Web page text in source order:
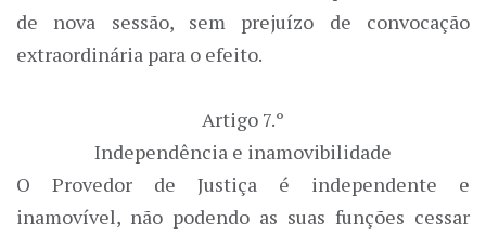
de nova sessão, sem prejuízo de convocação
extraordinária para o efeito.
Artigo 7.º
Independência e inamovibilidade
O Provedor de Justiça é independente e
inamovível, não podendo as suas funções cessar